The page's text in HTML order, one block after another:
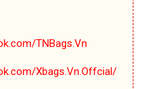
TNBags.Vn
Xbags.Vn.Offcial/